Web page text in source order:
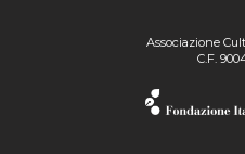
Associazione
C.F.